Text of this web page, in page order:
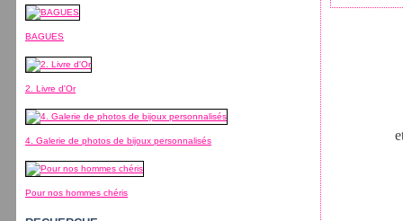
BAGUES
2. Livre d'Or
4. Galerie de photos de bijoux personnalisés
Pour nos hommes chéris